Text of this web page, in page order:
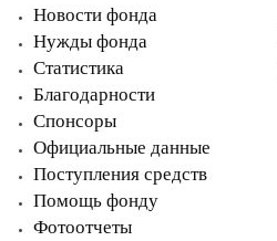
Новости фонда
Нужды фонда
Статистика
Благодарности
Спонсоры
Официальные данные
Поступления средств
Помощь фонду
Фотоотчеты